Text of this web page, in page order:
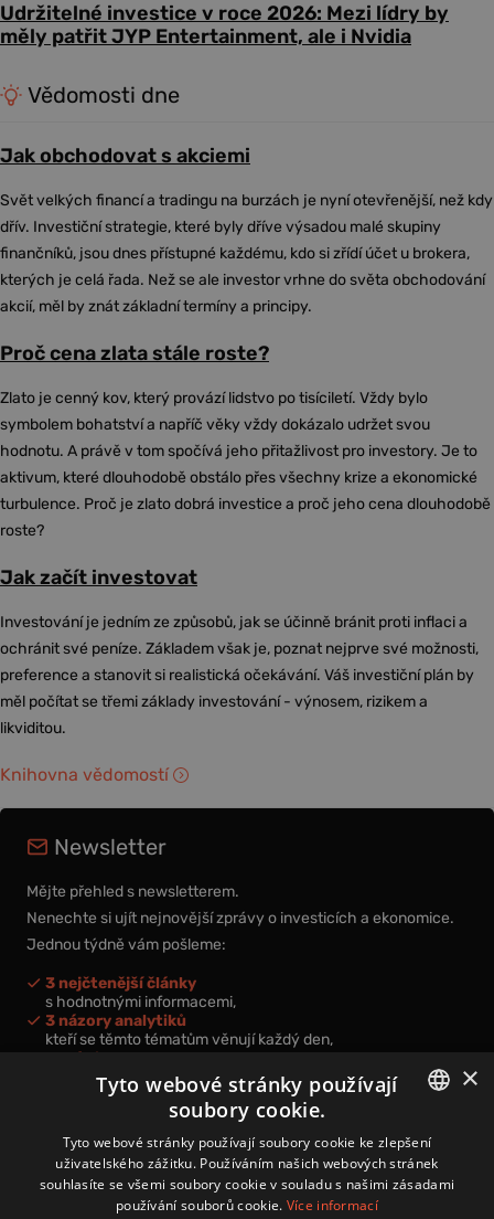
Udržitelné investice v roce 2026: Mezi lídry by
měly patřit JYP Entertainment, ale i Nvidia
Vědomosti dne
Jak obchodovat s akciemi
Svět velkých financí a tradingu na burzách je nyní otevřenější, než kdy
dřív. Investiční strategie, které byly dříve výsadou malé skupiny
finančníků, jsou dnes přístupné každému, kdo si zřídí účet u brokera,
kterých je celá řada. Než se ale investor vrhne do světa obchodování
akcií, měl by znát základní termíny a principy.
Proč cena zlata stále roste?
Zlato je cenný kov, který provází lidstvo po tisíciletí. Vždy bylo
symbolem bohatství a napříč věky vždy dokázalo udržet svou
hodnotu. A právě v tom spočívá jeho přitažlivost pro investory. Je to
aktivum, které dlouhodobě obstálo přes všechny krize a ekonomické
turbulence. Proč je zlato dobrá investice a proč jeho cena dlouhodobě
roste?
Jak začít investovat
Investování je jedním ze způsobů, jak se účinně bránit proti inflaci a
ochránit své peníze. Základem však je, poznat nejprve své možnosti,
preference a stanovit si realistická očekávání. Váš investiční plán by
měl počítat se třemi základy investování - výnosem, rizikem a
likviditou.
Knihovna vědomostí
Newsletter
Mějte přehled s newsletterem.
Nenechte si ujít nejnovější zprávy o investicích a ekonomice.
Jednou týdně vám pošleme:
3 nejčtenější články
s hodnotnými informacemi,
3 názory analytiků
kteří se těmto tématům věnují každý den,
nová videa a podcasty
k prohloubení vašich znalostí.
Přihlášením k newsletteru vyjadřujete svůj souhlas spodmínkami
zpracování osobních údajů.
CZECH
×
Tyto webové stránky používají
soubory cookie.
Tyto webové stránky používají soubory cookie ke zlepšení
uživatelského zážitku. Používáním našich webových stránek
souhlasíte se všemi soubory cookie v souladu s našimi zásadami
používání souborů cookie. Více informací